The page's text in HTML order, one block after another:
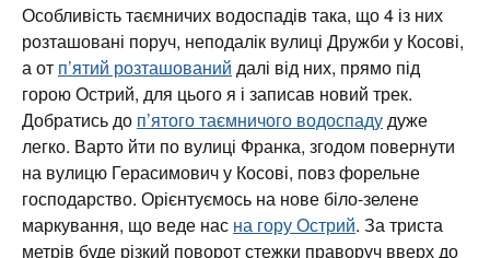
Особливість таємничих водоспадів така, що 4 із них
розташовані поруч, неподалік вулиці Дружби у Косові,
а от п’ятий розташований далі від них, прямо під
горою Острий, для цього я і записав новий трек.
Добратись до п’ятого таємничого водоспадудуже
легко. Варто йти по вулиці Франка, згодом повернути
на вулицю Герасимович у Косові, повз форельне
господарство. Орієнтуємось на нове біло-зелене
маркування, що веде нас на гору Острий. За триста
метрів буде різкий поворот стежки праворуч вверх до